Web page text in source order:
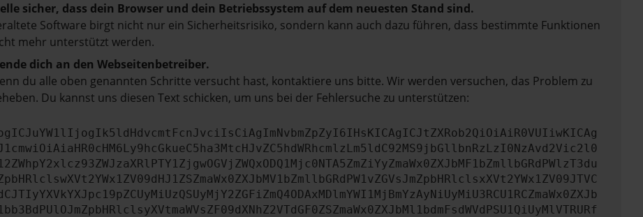
sicher, dass dein Browser und dein Betriebssystem auf dem neuesten Stand sind.
Software birgt nicht nur ein Sicherheitsrisiko, sondern kann auch dazu führen, dass bestimmte Funktionen
mehr unterstützt werden.
dich an den Webseitenbetreiber.
du alle oben genannten Schritte versucht hast, kontaktiere uns bitte. Wir werden versuchen, das Problem zu
Du kannst uns diesen Text schicken, um uns bei der Fehlersuche zu unterstützen: